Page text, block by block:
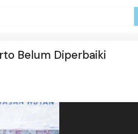
Belum Diperbaiki